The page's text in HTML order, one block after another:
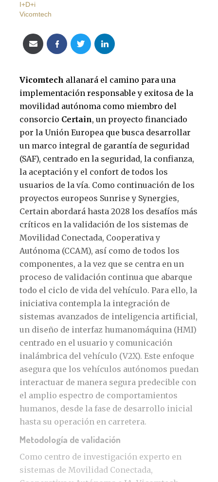
I+D+i
Vicomtech
Vicomtech allanará el camino para una
implementación responsable y exitosa de la
movilidad autónoma como miembro del
consorcio Certain, un proyecto financiado
por la Unión Europea que busca desarrollar
un marco integral de garantía de seguridad
(SAF), centrado en la seguridad, la confianza,
la aceptación y el confort de todos los
usuarios de la vía. Como continuación de los
proyectos europeos Sunrise y Synergies,
Certain abordará hasta 2028 los desafíos más
críticos en la validación de los sistemas de
Movilidad Conectada, Cooperativa y
Autónoma (CCAM), así como de todos los
componentes, a la vez que se centra en un
proceso de validación continua que abarque
todo el ciclo de vida del vehículo. Para ello, la
iniciativa contempla la integración de
sistemas avanzados de inteligencia artificial,
un diseño de interfaz humanomáquina (HMI)
centrado en el usuario y comunicación
inalámbrica del vehículo (V2X). Este enfoque
asegura que los vehículos autónomos puedan
interactuar de manera segura predecible con
el amplio espectro de comportamientos
humanos, desde la fase de desarrollo inicial
hasta su operación en carretera.
Metodología de validación
Como centro de investigación experto en
sistemas de Movilidad Conectada,